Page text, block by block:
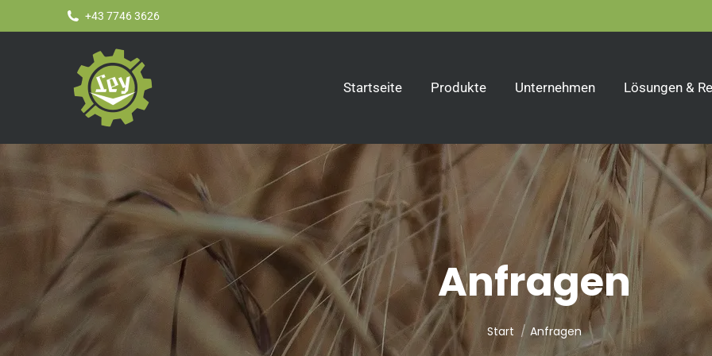
+43 7746 3626
Startseite Produkte Unternehmen Lösungen &
Anfragen
Sie befinden sich hier:
Start Anfragen